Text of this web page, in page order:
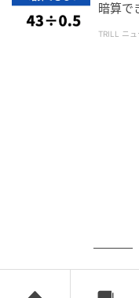
スピード勝負！
暗算で
TRILL ニュ